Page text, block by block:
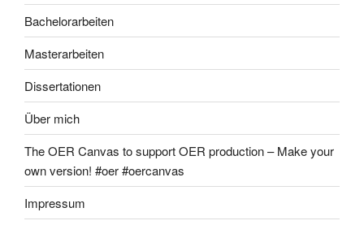
Bachelorarbeiten
Masterarbeiten
Dissertationen
Über mich
The OER Canvas to support OER production – Make your
own version! #oer #oercanvas
Impressum